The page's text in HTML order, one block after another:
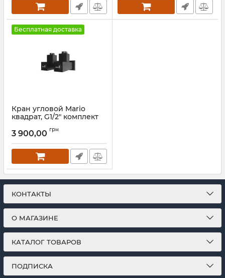
Бесплатная доставка
Кран угловой Mario
квадрат, G1/2" комплект
Артикул:4.0.0201.56.P-BM
3 900,00 грн
КОНТАКТЫ
О МАГАЗИНЕ
КАТАЛОГ ТОВАРОВ
ПОДПИСКА